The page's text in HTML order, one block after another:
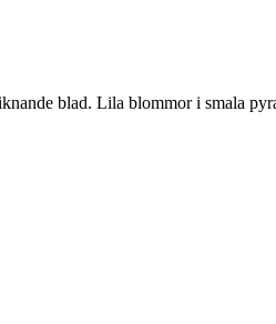
blad. Lila blommor i smala